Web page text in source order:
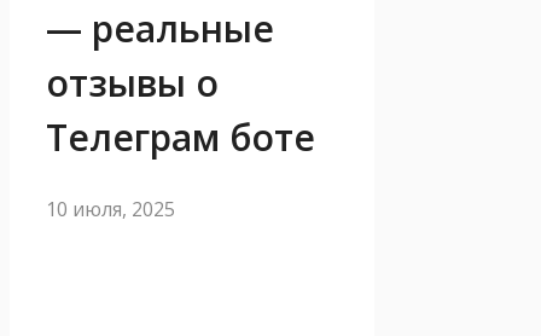
— реальные
отзывы о
Телеграм боте
10 июля, 2025